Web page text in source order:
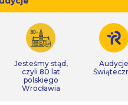
Jesteśmy stąd,
czyli 80 lat
polskiego
Wrocławia
Audycje